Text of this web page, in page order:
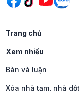
Trang chủ
Xem nhiều
Bàn và luận
Xóa nhà tạm, nhà